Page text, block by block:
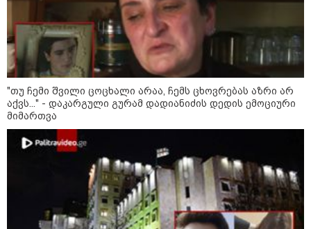
"თუ ჩემი შვილი ცოცხალი არაა, ჩემს ცხოვრებას აზრი არ
აქვს..." - დაკარგული გურამ დადიანიძის დედის ემოციური
მიმართვა